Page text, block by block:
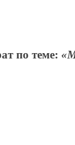
по теме: